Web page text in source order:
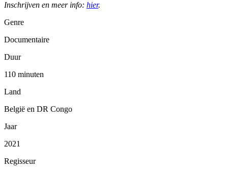
Inschrijven en meer info: hier.
Genre
Documentaire
Duur
110 minuten
Land
België en DR Congo
Jaar
2021
Regisseur